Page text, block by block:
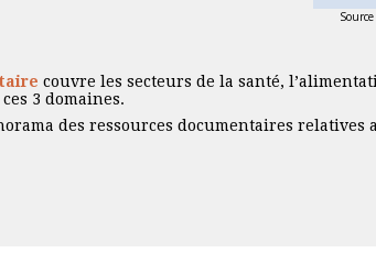
couvre les secteurs de la santé,
3 domaines.
des ressources documentaires relatives